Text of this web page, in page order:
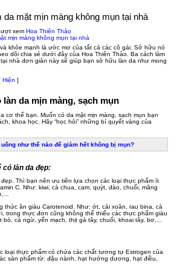
da mặt mịn màng không mụn tại nhà
xem Hoa Thiên Thảo
khỏe mạnh là ước mơ của tất cả các cô gái. Sở hữu nó
dõi chia sẻ dưới đây của Hoa Thiên Thảo. Ba cách làm
nhà đơn giản này sẽ giúp bạn sở hữu làn da như mong
Hiện ]
làn da mịn màng, sạch mụn
cơ thể bạn. Muốn có da mặt mịn màng, sạch mụn bạn
khoa học. Hãy “học hỏi” những bí quyết vàng của
uống như thế nào để giảm hết không bị mụn?
có làn da đẹp:
Thì bạn nên ưu tiên lựa chọn các loại thực phẩm ít
C. Như: kiwi, cà chua, cam, quýt, đào, chuối, măng
thức ăn giàu Carotenoid. Như: ớt, cải xoăn, rau bina, cà
trong thực đơn cũng không thể thiếu các thực phẩm giàu
cá ngừ, yến mạch, thịt gà tây, chuối, khoai tây, bơ,...
loại thực phẩm có chứa các chất tương tự Estrogen của
sản phẩm từ: đậu nành, hạt hướng dương, hạt điều,